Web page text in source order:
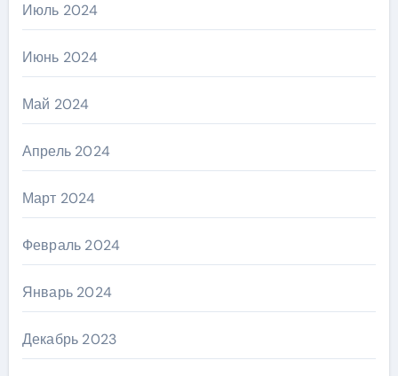
Июль 2024
Июнь 2024
Май 2024
Апрель 2024
Март 2024
Февраль 2024
Январь 2024
Декабрь 2023